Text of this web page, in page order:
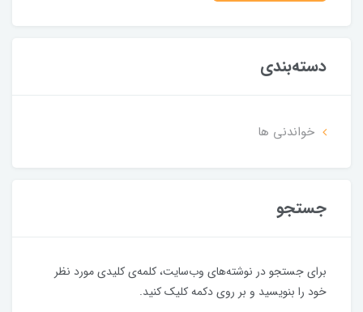
دسته‌بندی
خواندنی ها
جستجو
برای جستجو در نوشته‌های وب‌سایت، کلمه‌ی کلیدی مورد نظر
خود را بنویسید و بر روی دکمه کلیک کنید.